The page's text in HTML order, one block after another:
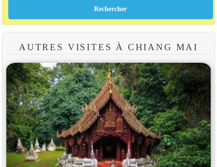
AUTRES VISITES À CHIANG MAI